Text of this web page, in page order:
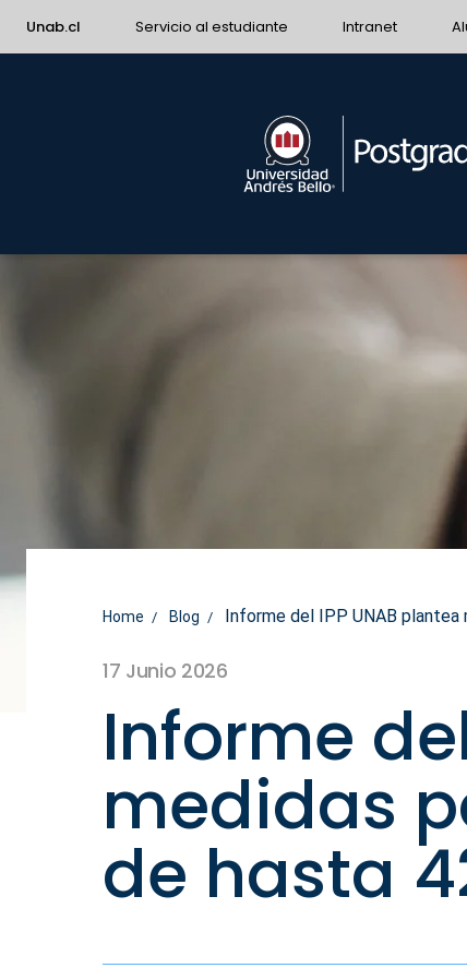
Unab.cl Servicio al estudiante Intranet
Home Blog Informe del IPP UNAB plantea
17 Junio 2026
Informe
medidas
de hasta